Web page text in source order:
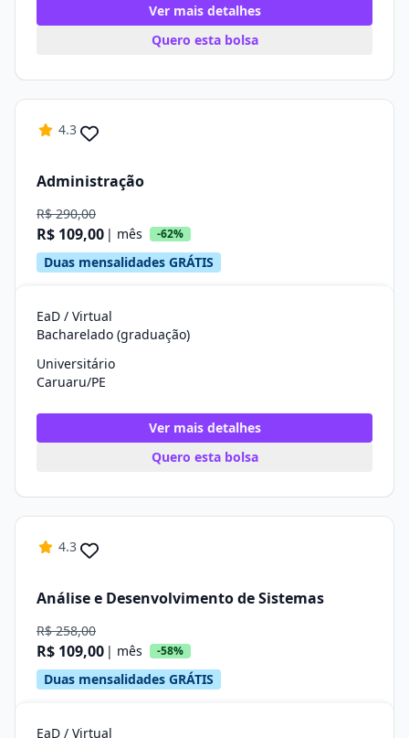
Ver mais detalhes
Quero esta bolsa
4.3
Administração
R$ 290,00
R$ 109,00 | mês -62%
Duas mensalidades GRÁTIS
EaD / Virtual
Bacharelado (graduação)
Universitário
Caruaru/PE
Ver mais detalhes
Quero esta bolsa
4.3
Análise e Desenvolvimento de Sistemas
R$ 258,00
R$ 109,00 | mês -58%
Duas mensalidades GRÁTIS
EaD / Virtual